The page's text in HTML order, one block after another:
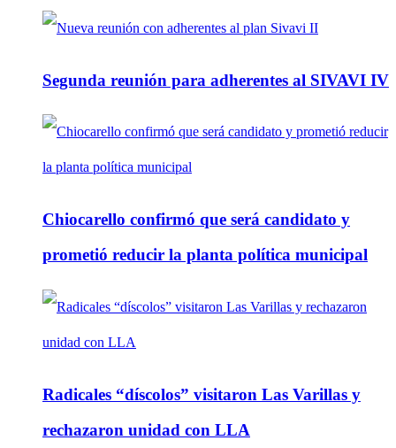
Segunda reunión para adherentes al SIVAVI IV
Chiocarello confirmó que será candidato y
prometió reducir la planta política municipal
Radicales “díscolos” visitaron Las Varillas y
rechazaron unidad con LLA